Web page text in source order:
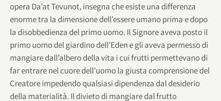
opera Da’at Tevunot, insegna che esiste una differenza
enorme tra la dimensione dell’essere umano prima e dopo
la disobbedienza del primo uomo. Il Signore aveva posto il
primo uomo del giardino dell’Eden e gli aveva permesso di
mangiare dall’albero della vita i cui frutti permettevano di
far entrare nel cuore dell’uomo la giusta comprensione del
Creatore impedendo qualsiasi dipendenza dal desiderio
della materialità. Il divieto di mangiare dal frutto